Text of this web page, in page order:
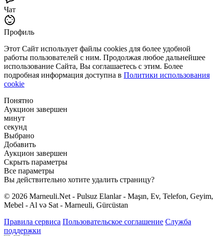
Чат
Профиль
Этот Сайт использует файлы cookies для более удобной
работы пользователей с ним. Продолжая любое дальнейшее
использование Сайта, Вы соглашаетесь с этим. Более
подробная информация доступна в Политики использования
cookie
Понятно
Аукцион завершен
минут
секунд
Выбрано
Добавить
Аукцион завершен
Скрыть параметры
Все параметры
Вы действительно хотите удалить страницу?
© 2026 Marneuli.Net - Pulsuz Elanlar - Maşın, Ev, Telefon, Geyim,
Mebel - Al və Sat - Marneuli, Gürcüstan
Правила сервиса Пользовательское соглашение Служба
поддержки